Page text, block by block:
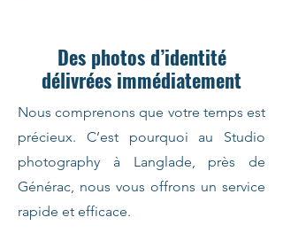
Des photos d’identité
délivrées immédiatement
Nous comprenons que votre temps est
précieux. C’est pourquoi au Studio
photography à Langlade, près de
Générac, nous vous offrons un service
rapide et efficace.